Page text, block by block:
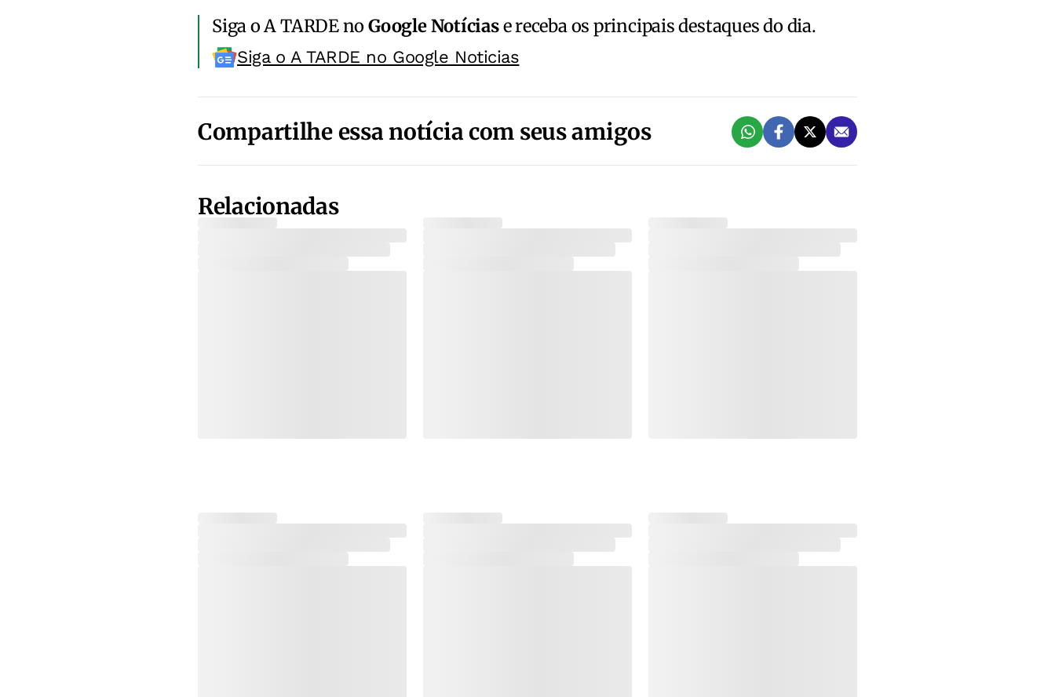
Siga o A TARDE noGoogle Notíciase receba os principais destaques do dia.
Siga o A TARDE no Google Noticias
Compartilhe essa notícia com seus amigos
Relacionadas